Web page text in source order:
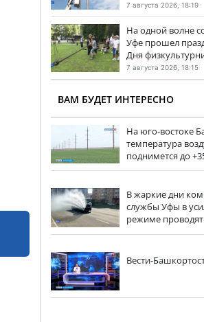
7 августа 2026, 18:19
На одной волне
Уфе прошел
Дня
7 августа 2026, 18:15
ВАМ БУДЕТ ИНТЕРЕСНО
На юго-востоке
температура
поднимется до
В жаркие дни
службы Уфы в
режиме
Вести-